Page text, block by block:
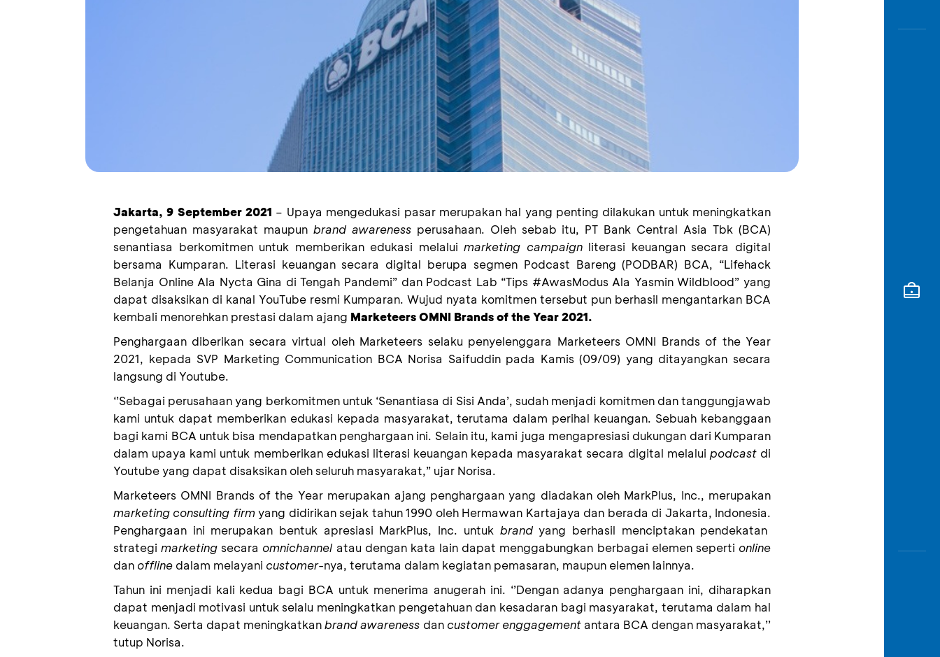
Jakarta,9 September 2021 – Upaya mengedukasi pasar merupakan hal yang penting dilakukan untuk meningkatkan
pengetahuan masyarakat maupun brand awareness perusahaan. Oleh sebab itu, PT Bank Central Asia Tbk (BCA)
senantiasa berkomitmen untuk memberikan edukasi melaluimarketing campaign literasi keuangan secara digital
bersama Kumparan. Literasi keuangan secara digital berupa segmen Podcast Bareng (PODBAR) BCA, “Lifehack
Belanja Online Ala Nycta Gina di Tengah Pandemi” dan Podcast Lab “Tips #AwasModus Ala Yasmin Wildblood” yang
dapat disaksikan di kanal YouTube resmi Kumparan. Wujud nyata komitmen tersebut pun berhasil mengantarkan BCA
kembali menorehkan prestasi dalam ajang Marketeers OMNI Brands of the Year 2021.
Penghargaan diberikan secara virtual oleh Marketeers selaku penyelenggara Marketeers OMNI Brands of the Year
2021, kepada SVP Marketing Communication BCA Norisa Saifuddin pada Kamis (09/09) yang ditayangkan secara
langsung di Youtube.
‘’Sebagai perusahaan yang berkomitmen untuk ‘Senantiasa di Sisi Anda’, sudah menjadi komitmen dan tanggungjawab
kami untuk dapat memberikan edukasi kepada masyarakat, terutama dalam perihal keuangan. Sebuah kebanggaan
bagi kami BCA untuk bisa mendapatkan penghargaan ini. Selain itu, kami juga mengapresiasi dukungan dari Kumparan
dalam upaya kami untuk memberikan edukasi literasi keuangan kepada masyarakat secara digital melalui podcast di
Youtube yang dapat disaksikan oleh seluruh masyarakat,” ujar Norisa.
Marketeers OMNI Brands of the Year merupakan ajang penghargaan yang diadakan oleh MarkPlus, Inc., merupakan
marketing consulting firmyang didirikan sejak tahun 1990 oleh Hermawan Kartajaya dan berada di Jakarta, Indonesia.
Penghargaan ini merupakan bentuk apresiasi MarkPlus, Inc. untuk brandyang berhasil menciptakan pendekatan
strategimarketing secara omnichannel atau dengan kata lain dapat menggabungkan berbagai elemen seperti online
dan offline dalam melayani customer-nya, terutama dalam kegiatan pemasaran, maupun elemen lainnya.
Tahun ini menjadi kali kedua bagi BCA untuk menerima anugerah ini. ‘’Dengan adanya penghargaan ini, diharapkan
dapat menjadi motivasi untuk selalu meningkatkan pengetahuan dan kesadaran bagi masyarakat, terutama dalam hal
keuangan. Serta dapat meningkatkanbrand awareness dan customer enggagement antara BCA dengan masyarakat,’’
tutup Norisa.